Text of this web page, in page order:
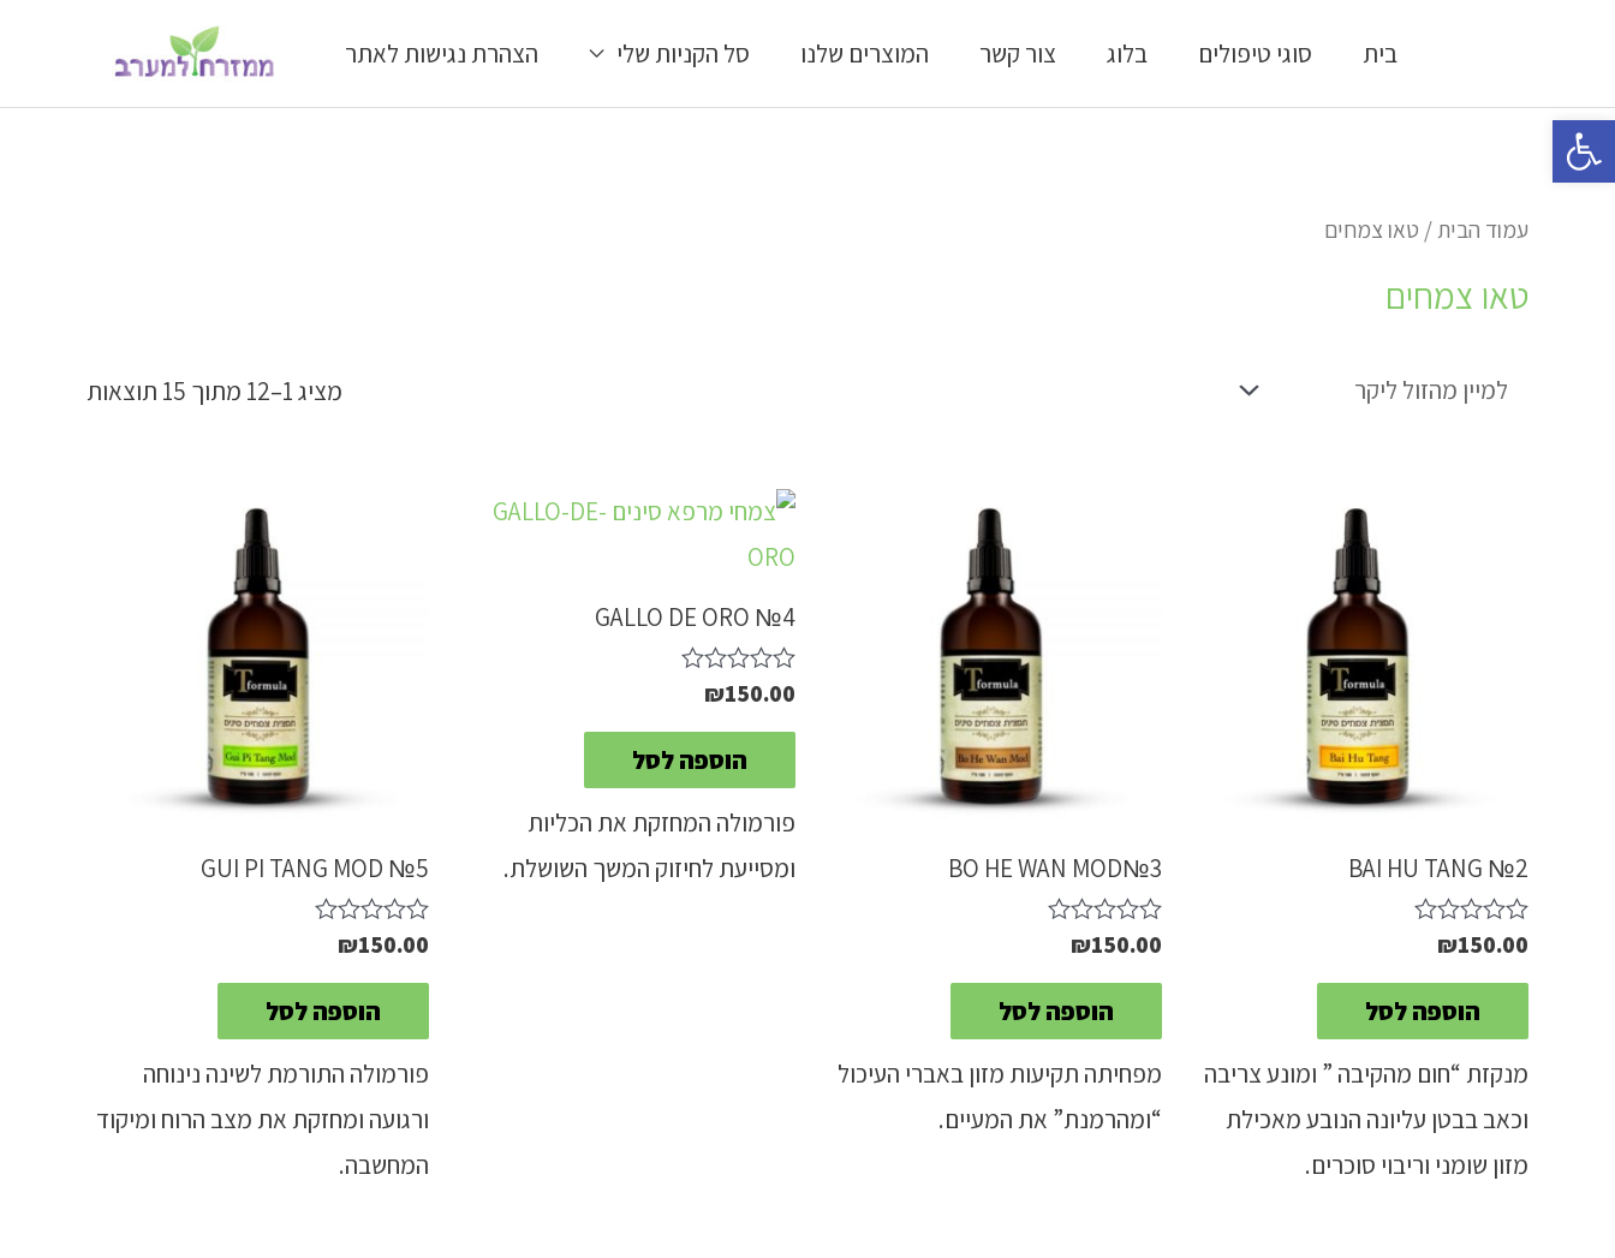
פתח סרגל נגישות
בית סוגי טיפולים בלוג צור קשר המוצרים שלנו סל הקניות שלי הצהרת נגישות לאתר
עמוד הבית/ טאו צמחים
טאו צמחים
מציג 1–12 מתוך 15 תוצאות
BAI HU TANG №2
דורג
מתוך
₪150.00
הוספה לסל
מנקזת “חום מהקיבה ” ומונע צריבה
וכאב בבטן עליונה הנובע מאכילת
מזון שומני וריבוי סוכרים.
BO HE WAN MOD№3
דורג
מתוך
₪150.00
הוספה לסל
מפחיתה תקיעות מזון באברי העיכול
“ומהרמנת” את המעיים.
GALLO DE ORO №4
דורג
מתוך
₪150.00
הוספה לסל
פורמולה המחזקת את הכליות
ומסייעת לחיזוק המשך השושלת.
GUI PI TANG MOD №5
דורג
מתוך
₪150.00
הוספה לסל
פורמולה התורמת לשינה נינוחה
ורגועה ומחזקת את מצב הרוח ומיקוד
המחשבה.